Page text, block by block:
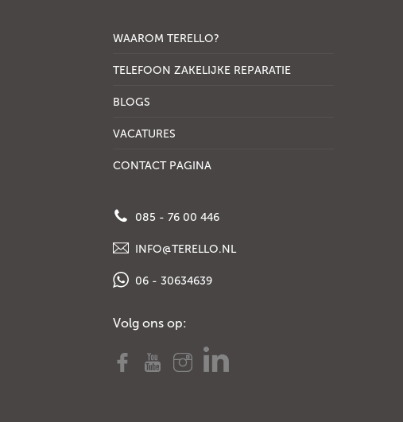
WAAROM TERELLO?
TELEFOON ZAKELIJKE REPARATIE
BLOGS
VACATURES
CONTACT PAGINA
085 - 76 00 446
INFO@TERELLO.NL
06 - 30634639
Volg ons op: